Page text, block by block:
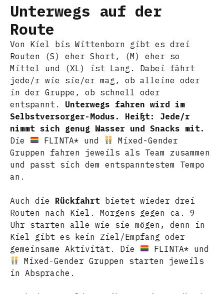
Unterwegs auf der
Route
Von Kiel bis Wittenborn gibt es drei
Routen (S) eher Short, (M) eher so
Mittel und (XL) ist Lang. Dabei fährt
jede/r wie sie/er mag, ob alleine oder
in der Gruppe, ob schnell oder
entspannt. Unterwegs fahren wird im
Selbstversorger-Modus. Heißt: Jede/r
nimmt sich genug Wasser und Snacks mit.
Die
FLINTA* und
Mixed-Gender
Gruppen fahren jeweils als Team zusammen
und passt sich dem entspanntestem Tempo
an.
Auch die Rückfahrt bietet wieder drei
Routen nach Kiel. Morgens gegen ca. 9
Uhr starten alle wie sie mögen, denn in
Kiel gibt es kein Ziel/Empfang oder
gemeinsame Aktivität. Die
FLINTA* und
Mixed-Gender Gruppen starten jeweils
in Absprache.